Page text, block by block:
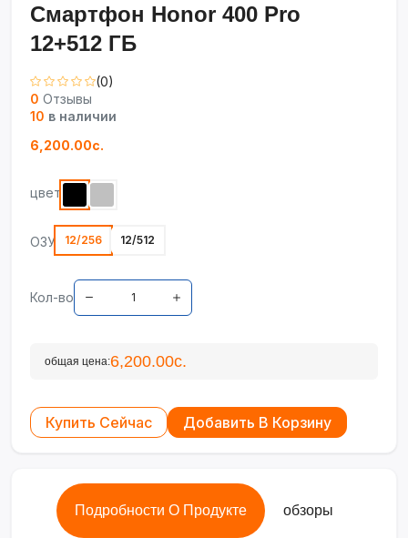
Смартфон Honor 400 Pro
12+512 ГБ
(0)
0 Отзывы
10 в наличии
6,200.00с.
цвет
ОЗУ 12/256 12/512
Кол-во
общая цена:6,200.00с.
Купить Сейчас Добавить В Корзину
Подробности О Продукте обзоры